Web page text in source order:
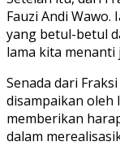
Fauzi Andi
yang betul-betul
lama kita menanti
Senada dari
disampaikan oleh
memberikan
dalam